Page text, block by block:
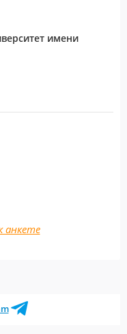
имени
анкете